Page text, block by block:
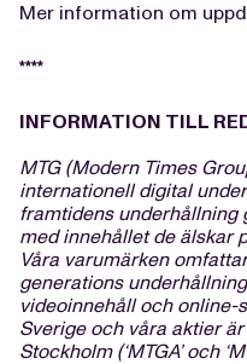
Mer information om
****
INFORMATION TILL
MTG (Modern Times
internationell digital
framtidens underhållning
med innehållet de älskar
Våra varumärken
generations
videoinnehåll och online-
Sverige och våra aktier
Stockholm (‘MTGA’ och